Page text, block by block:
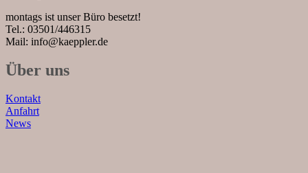
montags ist unser Büro besetzt!
Tel.: 03501/446315
Mail: info@kaeppler.de
Über uns
Kontakt
Anfahrt
News